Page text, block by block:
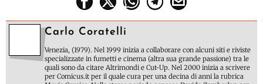
Carlo Coratelli
Venezia, (1979). Nel 1999 inizia a collaborare con alcuni siti e riviste
specializzate in fumetti e cinema (altra sua grande passione) tra le
quali sono da citare Altrimondi e Cut-Up. Nel 2000 inizia a scrivere
per Comicus.it per il quale cura per una decina di anni la rubrica